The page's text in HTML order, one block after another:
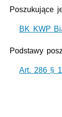
Poszukujące
BK KWP
Podstawy
Art. 286 §